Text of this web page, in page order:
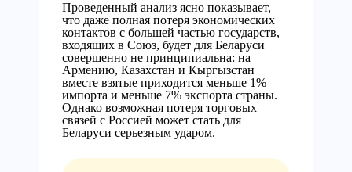
Проведенный анализ ясно показывает,
что даже полная потеря экономических
контактов с большей частью государств,
входящих в Союз, будет для Беларуси
совершенно не принципиальна: на
Армению, Казахстан и Кыргызстан
вместе взятые приходится меньше 1%
импорта и меньше 7% экспорта страны.
Однако возможная потеря торговых
связей с Россией может стать для
Беларуси серьезным ударом.